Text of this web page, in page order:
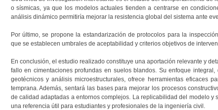
o sísmicas, ya que los modelos actuales tienden a centrarse en
análisis dinámico permitiría mejorar la resistencia global del sistema ante
Por último, se propone la estandarización de protocolos para la
que se establecen umbrales de aceptabilidad y criterios objetivos de
En conclusión, el estudio realizado constituye una aportación relevante y
fallo en cimentaciones profundas en suelos blandos. Su enfoque
geotécnicos y análisis microestructurales, ofrece herramientas eficaces
temprana. Además, sentará las bases para mejorar los procesos
de calidad adaptadas a entornos complejos. La replicabilidad del modelo
una referencia útil para estudiantes y profesionales de la ingeniería civil.